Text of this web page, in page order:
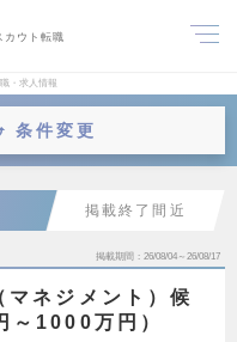
カウト転職
・求人情報
条件変更
掲載終了間近
掲載期間 26/08/04～26/08/17
ネジメント）候
1000万円）